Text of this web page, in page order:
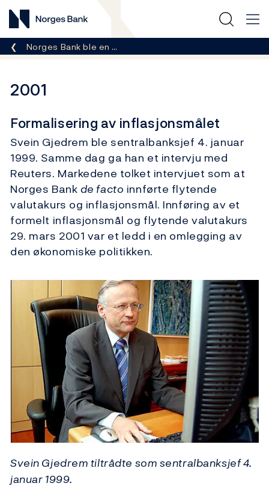
Norges Bank
Her er du nå:
Norges Bank ble en …
2001
Formalisering av inflasjonsmålet
Svein Gjedrem ble sentralbanksjef 4. januar
1999. Samme dag ga han et intervju med
Reuters. Markedene tolket intervjuet som at
Norges Bankde facto innførte flytende
valutakurs og inflasjonsmål. Innføring av et
formelt inflasjonsmål og flytende valutakurs
29. mars 2001 var et ledd i en omlegging av
den økonomiske politikken.
Svein Gjedrem tiltrådte som sentralbanksjef 4.
januar 1999.